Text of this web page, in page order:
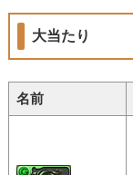
大当たり
名前